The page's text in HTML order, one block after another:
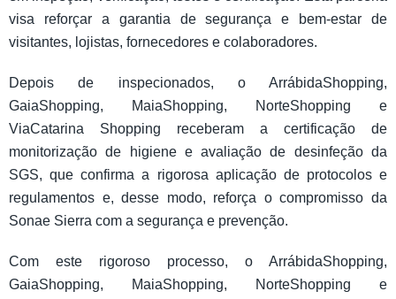
visa reforçar a garantia de segurança e bem-estar de
visitantes, lojistas, fornecedores e colaboradores.
Depois de inspecionados, o ArrábidaShopping,
GaiaShopping, MaiaShopping, NorteShopping e
ViaCatarina Shopping receberam a certificação de
monitorização de higiene e avaliação de desinfeção da
SGS, que confirma a rigorosa aplicação de protocolos e
regulamentos e, desse modo, reforça o compromisso da
Sonae Sierra com a segurança e prevenção.
Com este rigoroso processo, o ArrábidaShopping,
GaiaShopping, MaiaShopping, NorteShopping e